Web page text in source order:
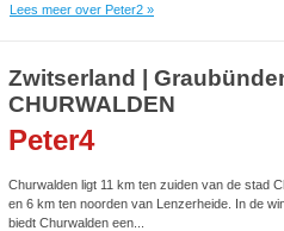
Lees meer over Peter2 »
Zwitserland |
CHURWALDEN
Peter4
Churwalden ligt 11 km ten zuiden van de stad
en 6 km ten noorden van Lenzerheide. In de
biedt Churwalden een...